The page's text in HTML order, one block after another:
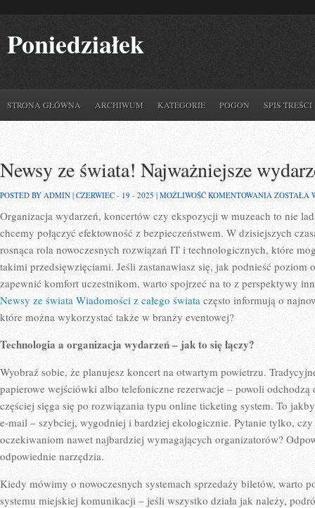
Poniedziałek
STRONA GŁÓWNA ARCHIWUM KATEGORIE POGOŃ SPIS TREŚCI
Newsy ze świata! Najważniejsze
POSTED BY ADMIN | CZERWIEC - 19 - 2025 | MOŻLIWOŚĆ KOMENTOWANIA NEWSY
ŚWIATA!
Z
DNI
ZOSTAŁA
Organizacja wydarzeń, koncertów czy ekspozycji w muzeach to nie
chcemy połączyć efektowność z bezpieczeństwem. W dzisiejszych
rosnąca rola nowoczesnych rozwiązań IT i technologicznych, które
takimi przedsięwzięciami. Jeśli zastanawiasz się, jak podnieść poziom
zapewnić komfort uczestnikom, warto spojrzeć na to z perspektywy
Newsy ze świata Wiadomości z całego świata często informują o
które można wykorzystać także w branży eventowej?
Technologia a organizacja wydarzeń – jak to się łączy?
Wyobraź sobie, że planujesz koncert na otwartym powietrzu.
papierowe wejściówki albo telefoniczne rezerwacje – powoli odchodzą
częściej sięga się po rozwiązania typu online ticketing system. To
e-mail – szybciej, wygodniej i bardziej ekologicznie. Pytanie tylko, czy
oczekiwaniom nawet najbardziej wymagających organizatorów?
odpowiednie narzędzia.
Kiedy mówimy o nowoczesnych systemach sprzedaży biletów, warto
systemu miejskiej komunikacji – jeśli wszystko działa jak należy,